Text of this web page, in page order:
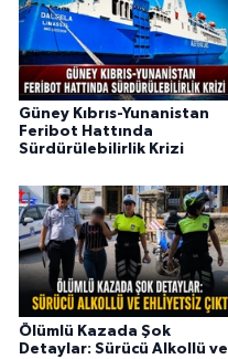
Güney Kıbrıs-Yunanistan
Feribot Hattında
Sürdürülebilirlik Krizi
Ölümlü Kazada Şok
Detaylar: Sürücü Alkollü ve